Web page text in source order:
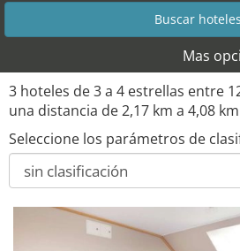
Mas
3 hoteles de 3 a 4 estrellas entre
una distancia de 2,17 km a 4,08
Seleccione los parámetros de